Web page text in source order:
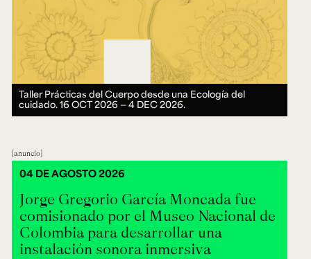
Taller Prácticas del Cuerpo desde una Ecología del
cuidado.16 OCT 2026 ― 4 DEC 2026.
anuncio
Jorge Gregorio García Moncada fue
comisionado por el Museo Nacional de
Colombia para desarrollar una
instalación sonora inmersiva
04 DE AGOSTO 2026